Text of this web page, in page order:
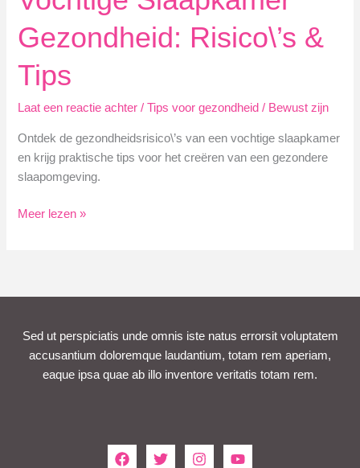
Gezondheid: Risico\’s &
Tips
Laat een reactie achter /Tips voor gezondheid / Bewust zijn
Ontdek de gezondheidsrisico\’s van een vochtige slaapkamer
en krijg praktische tips voor het creëren van een gezondere
slaapomgeving.
Vochtige
Meer lezen »
Sed ut perspiciatis unde omnis iste natus errorsit voluptatem
accusantium doloremque laudantium, totam rem aperiam,
eaque ipsa quae ab illo inventore veritatis totam rem.